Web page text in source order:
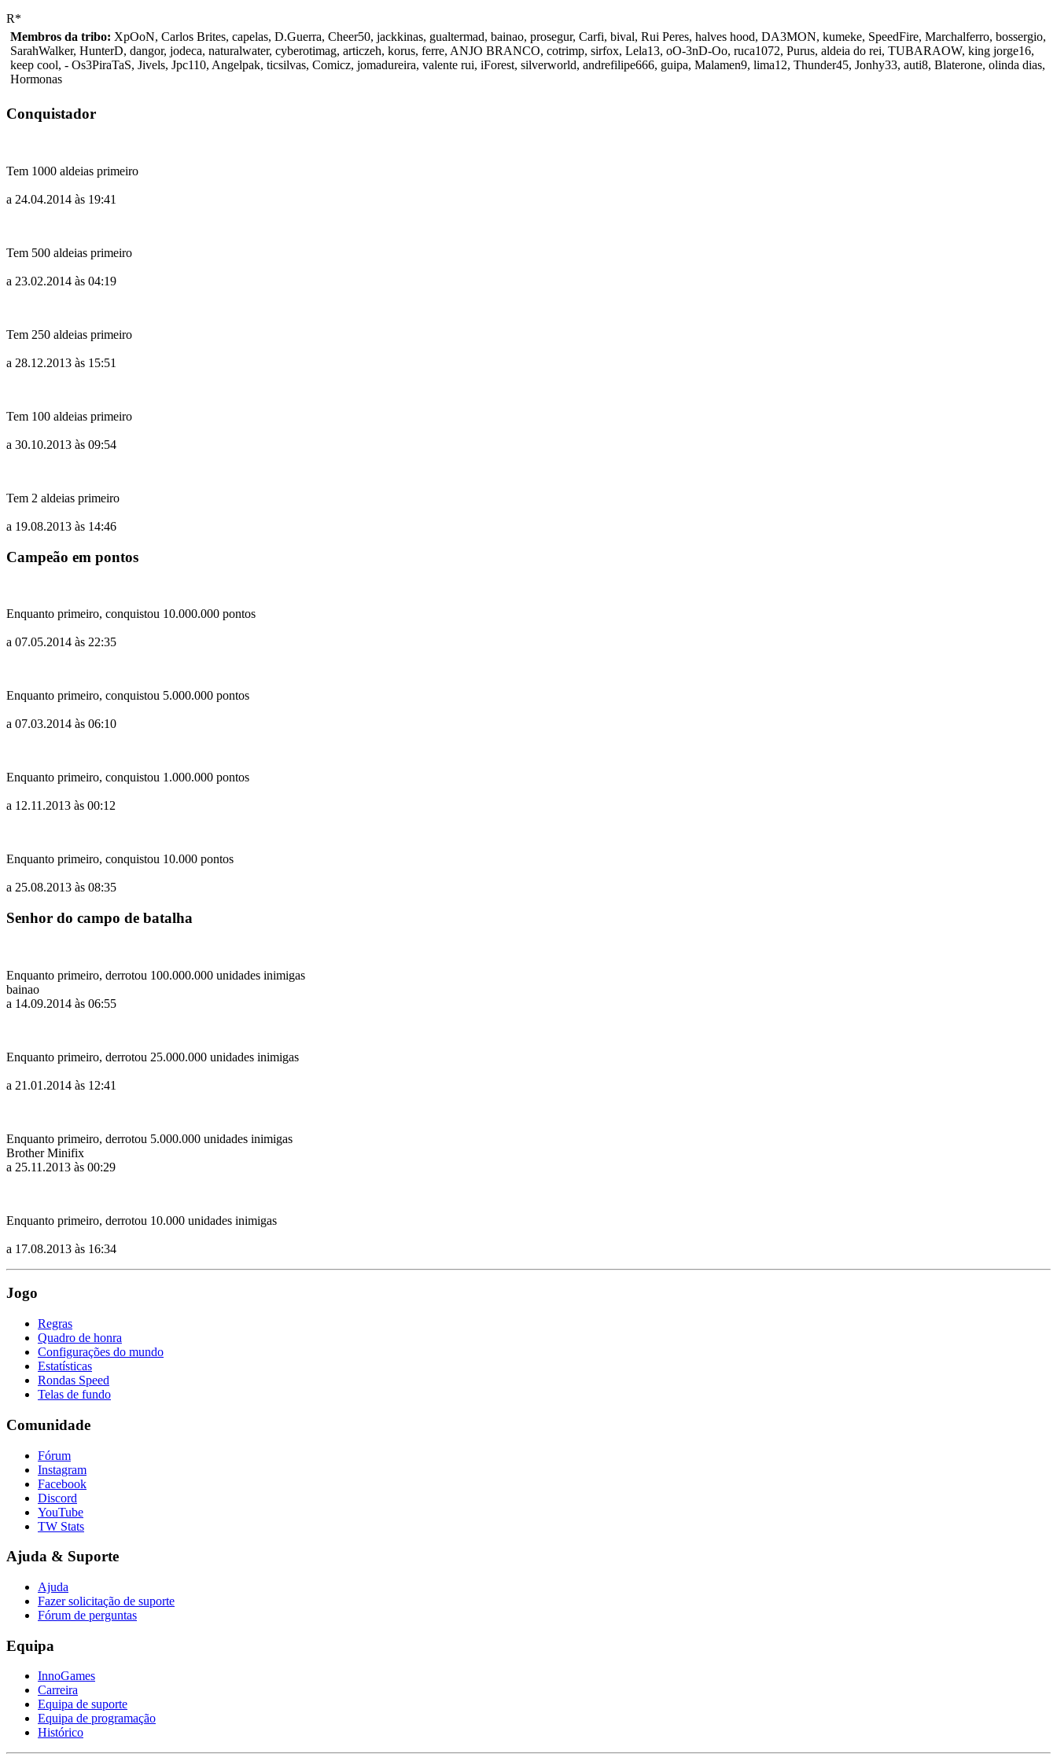
R*
Membros da tribo: XpOoN, Carlos Brites, capelas, D.Guerra, Cheer50, jackkinas, gualtermad, bainao, prosegur, Carfi, bival, Rui Peres, halves hood, DA3MON, kumeke, SpeedFire, Marchalferro, bossergio,
SarahWalker, HunterD, dangor, jodeca, naturalwater, cyberotimag, articzeh, korus, ferre, ANJO BRANCO, cotrimp, sirfox, Lela13, oO-3nD-Oo, ruca1072, Purus, aldeia do rei, TUBARAOW, king jorge16,
keep cool, - Os3PiraTaS, Jivels, Jpc110, Angelpak, ticsilvas, Comicz, jomadureira, valente rui, iForest, silverworld, andrefilipe666, guipa, Malamen9, lima12, Thunder45, Jonhy33, auti8, Blaterone, olinda dias,
Hormonas
Conquistador
Tem 1000 aldeias primeiro
a 24.04.2014 às 19:41
Tem 500 aldeias primeiro
a 23.02.2014 às 04:19
Tem 250 aldeias primeiro
a 28.12.2013 às 15:51
Tem 100 aldeias primeiro
a 30.10.2013 às 09:54
Tem 2 aldeias primeiro
a 19.08.2013 às 14:46
Campeão em pontos
Enquanto primeiro, conquistou 10.000.000 pontos
a 07.05.2014 às 22:35
Enquanto primeiro, conquistou 5.000.000 pontos
a 07.03.2014 às 06:10
Enquanto primeiro, conquistou 1.000.000 pontos
a 12.11.2013 às 00:12
Enquanto primeiro, conquistou 10.000 pontos
a 25.08.2013 às 08:35
Senhor do campo de batalha
Enquanto primeiro, derrotou 100.000.000 unidades inimigas
bainao
a 14.09.2014 às 06:55
Enquanto primeiro, derrotou 25.000.000 unidades inimigas
a 21.01.2014 às 12:41
Enquanto primeiro, derrotou 5.000.000 unidades inimigas
Brother Minifix
a 25.11.2013 às 00:29
Enquanto primeiro, derrotou 10.000 unidades inimigas
a 17.08.2013 às 16:34
Jogo
Regras
Quadro de honra
Configurações do mundo
Estatísticas
Rondas Speed
Telas de fundo
Comunidade
Fórum
Instagram
Facebook
Discord
YouTube
TW Stats
Ajuda & Suporte
Ajuda
Fazer solicitação de suporte
Fórum de perguntas
Equipa
InnoGames
Carreira
Equipa de suporte
Equipa de programação
Histórico